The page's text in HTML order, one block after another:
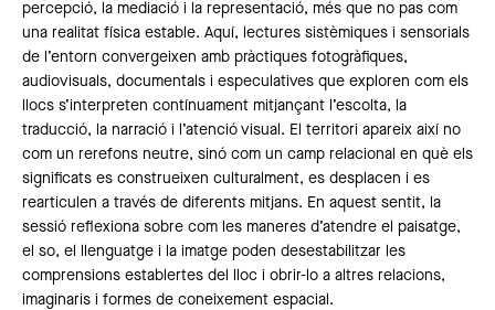
percepció, la mediació i la representació, més que no pas com
una realitat física estable. Aquí, lectures sistèmiques i sensorials
de l’entorn convergeixen amb pràctiques fotogràfiques,
audiovisuals, documentals i especulatives que exploren com els
llocs s’interpreten contínuament mitjançant l’escolta, la
traducció, la narració i l’atenció visual. El territori apareix així no
com un rerefons neutre, sinó com un camp relacional en què els
significats es construeixen culturalment, es desplacen i es
rearticulen a través de diferents mitjans. En aquest sentit, la
sessió reflexiona sobre com les maneres d’atendre el paisatge,
el so, el llenguatge i la imatge poden desestabilitzar les
comprensions establertes del lloc i obrir-lo a altres relacions,
imaginaris i formes de coneixement espacial.